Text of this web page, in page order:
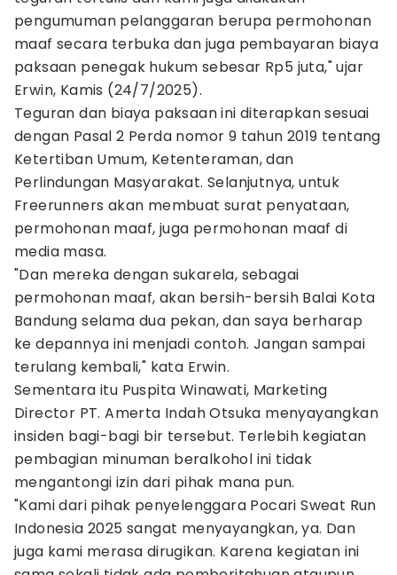
pengumuman pelanggaran berupa permohonan
maaf secara terbuka dan juga pembayaran biaya
paksaan penegak hukum sebesar Rp5 juta," ujar
Erwin, Kamis (24/7/2025).
Teguran dan biaya paksaan ini diterapkan sesuai
dengan Pasal 2 Perda nomor 9 tahun 2019 tentang
Ketertiban Umum, Ketenteraman, dan
Perlindungan Masyarakat. Selanjutnya, untuk
Freerunners akan membuat surat penyataan,
permohonan maaf, juga permohonan maaf di
media masa.
"Dan mereka dengan sukarela, sebagai
permohonan maaf, akan bersih-bersih Balai Kota
Bandung selama dua pekan, dan saya berharap
ke depannya ini menjadi contoh. Jangan sampai
terulang kembali," kata Erwin.
Sementara itu Puspita Winawati, Marketing
Director PT. Amerta Indah Otsuka menyayangkan
insiden bagi-bagi bir tersebut. Terlebih kegiatan
pembagian minuman beralkohol ini tidak
mengantongi izin dari pihak mana pun.
"Kami dari pihak penyelenggara Pocari Sweat Run
Indonesia 2025 sangat menyayangkan, ya. Dan
juga kami merasa dirugikan. Karena kegiatan ini